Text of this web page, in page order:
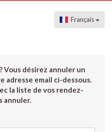
Français
désirez annuler un
adresse email ci-dessous.
la liste de vos rendez-
annuler.